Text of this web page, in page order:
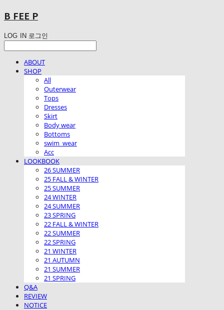
B FEE P
LOG IN 로그인
ABOUT
SHOP
All
Outerwear
Tops
Dresses
Skirt
Body wear
Bottoms
swim_wear
Acc
LOOKBOOK
26 SUMMER
25 FALL & WINTER
25 SUMMER
24 WINTER
24 SUMMER
23 SPRING
22 FALL & WINTER
22 SUMMER
22 SPRING
21 WINTER
21 AUTUMN
21 SUMMER
21 SPRING
Q&A
REVIEW
NOTICE